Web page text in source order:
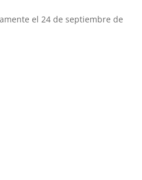
el 24 de septiembre de